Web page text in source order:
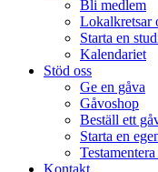
Bli medlem
Lokalkretsar
Starta en
Kalendariet
Stöd oss
Ge en gåva
Gåvoshop
Beställ ett
Starta en
Kontakt